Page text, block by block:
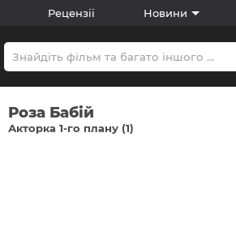
Рецензії Новини
Роза Бабій
Акторка 1-го плану (1)